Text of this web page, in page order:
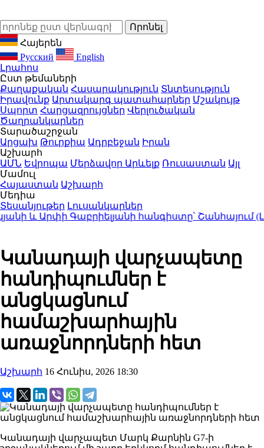
Հայերեն
Русский
English
Լրահոս
Ըստ թեմաների
Քաղաքական Հասարակություն Տնտեսություն
Իրավունք Արտակարգ պատահարներ Մշակույթ
Սպորտ Հարցազրույցներ Վերլուծական
Ծաղրանկարներ
Տարածաշրջան
Արցախ Թուրքիա Ադրբեջան Իրան
Աշխարհ
ԱՄՆ Եվրոպա Մերձավոր Արևելք Ռուսաստան Այլ
Մամուլ
Հայաստան Աշխարհ
Մեդիա
Տեսանյութեր Լուսանկարներ
և Արփի Գաբրիելյանի հանգիստը՝ Շանհայում
Կանադայի վարչապետը
հանդիպումներ է
անցկացնում
համաշխարհային
առաջնորդների հետ
Աշխարհ 16 Հունիս, 2026 18:30
Կանադայի վարչապետ Մարկ Քարնին G7-ի